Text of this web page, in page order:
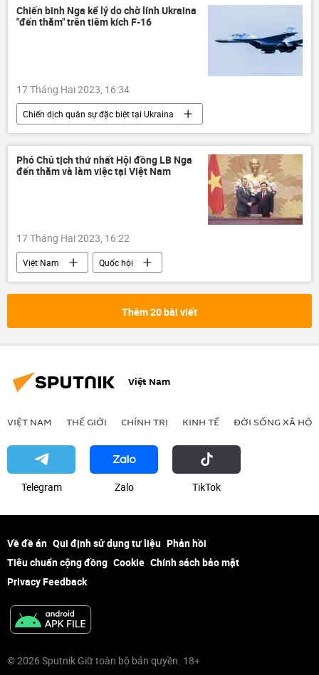
Đài Loan
xung đột
Thái Bình Dương
Chiến binh Nga kể lý do chờ lính Ukraina
"đến thăm" trên tiêm kích F-16
17 Tháng Hai 2023, 16:34
Chiến dịch quân sự đặc biệt tại Ukraina
Thế giới
Ukraina
Cuộc khủng hoảng ở Ukraina
viện trợ quân sự
Hoa Kỳ
F-16
Phó Chủ tịch thứ nhất Hội đồng LB Nga
đến thăm và làm việc tại Việt Nam
17 Tháng Hai 2023, 16:22
Việt Nam
Quốc hội
Vương Đình Huệ
Duma Quốc gia Nga
Hội đồng Liên bang Nga
Hợp tác Nga-Việt
Chính trị
Thêm 20 bài viết
Việt Nam
VIỆT NAM THẾ GIỚI CHÍNH TRỊ KINH TẾ ĐỜI SỐNG XÃ HỘI
Telegram Zalo ТikТоk
Về đề án Qui định sử dụng tư liệu Phản hồi
Tiêu chuẩn cộng đồng Cookie Chính sách bảo mật
Privacy Feedback
© 2026 Sputnik Giữ toàn bộ bản quyền. 18+